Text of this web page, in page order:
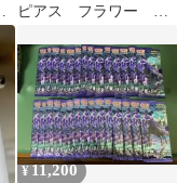
ピアス フラワー 編
応 可愛い デイリー
¥11,200